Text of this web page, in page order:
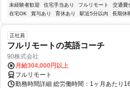
未経験者歓迎
住宅手当あり フルリモート 交通費
在宅OK
賞与あり 育休あり 駅近5分以内 長期休
正社員
フルリモートの英語コーチ
90株式会社
月給304,000円以上
フルリモート
勤務時間詳細 総労働時間：1ヶ月あたり